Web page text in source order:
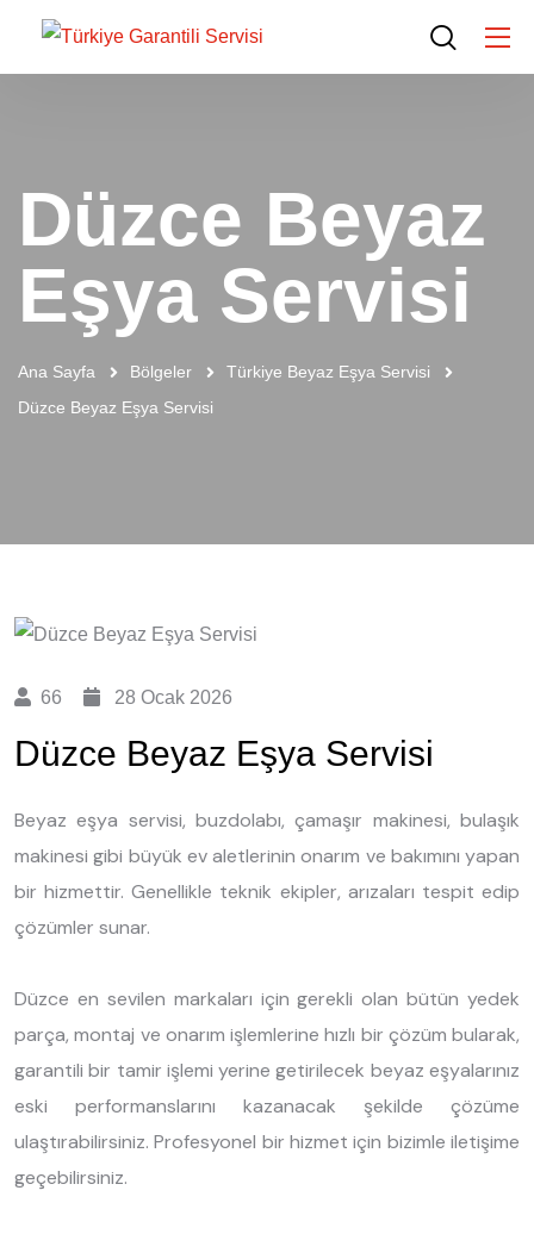
Düzce Beyaz
Eşya Servisi
Ana Sayfa Bölgeler
Türkiye Beyaz Eşya Servisi
Düzce Beyaz Eşya Servisi
66 28 Ocak 2026
Düzce Beyaz Eşya Servisi
Beyaz eşya servisi, buzdolabı, çamaşır makinesi, bulaşık
makinesi gibi büyük ev aletlerinin onarım ve bakımını yapan
bir hizmettir. Genellikle teknik ekipler, arızaları tespit edip
çözümler sunar.
Düzce en sevilen markaları için gerekli olan bütün yedek
parça, montaj ve onarım işlemlerine hızlı bir çözüm bularak,
garantili bir tamir işlemi yerine getirilecek beyaz eşyalarınız
eski performanslarını kazanacak şekilde çözüme
ulaştırabilirsiniz. Profesyonel bir hizmet için bizimle iletişime
geçebilirsiniz.